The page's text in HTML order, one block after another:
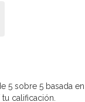
5 sobre 5 basada en
calificación.